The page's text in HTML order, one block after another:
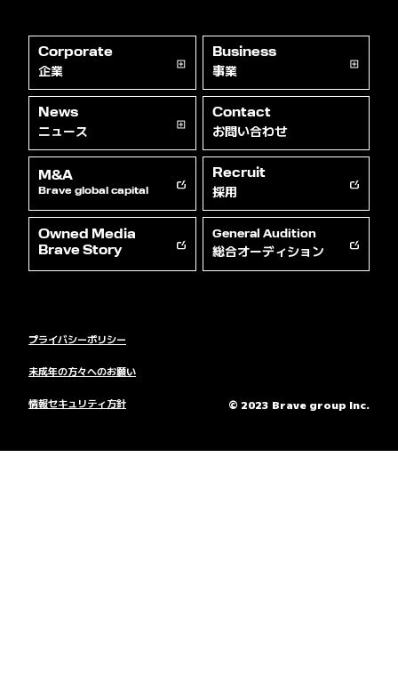
Corporate
企業
Business
事業
News
ニュース
Contact
お問い合わせ
M&A
Brave global capital
Recruit
採用
Owned Media
Brave Story
General Audition
総合オーディション
© 2023 Brave group Inc.
プライバシーポリシー
未成年の方々へのお願い
情報セキュリティ方針